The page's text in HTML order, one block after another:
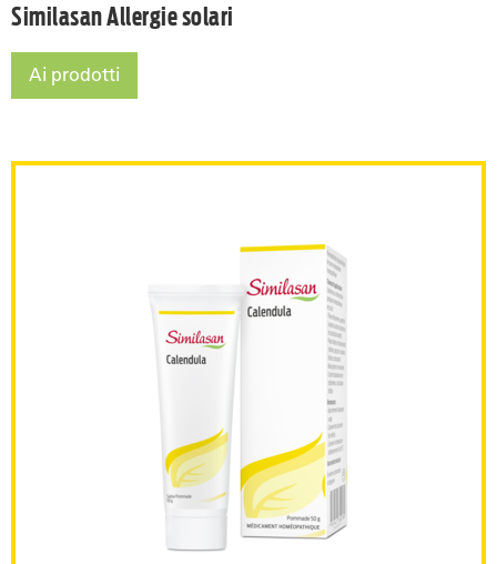
Similasan Allergie solari
Similasan Allergie solari
Ai prodotti
Similasan Calendula